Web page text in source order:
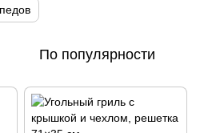
По популярности